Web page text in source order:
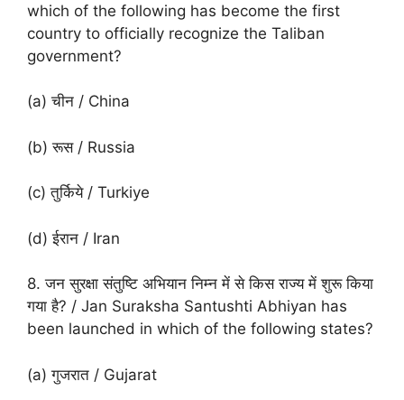
which of the following has become the first
country to officially recognize the Taliban
government?
(a) चीन / China
(b) रूस / Russia
(c) तुर्किये / Turkiye
(d) ईरान / Iran
8. जन सुरक्षा संतुष्टि अभियान निम्न में से किस राज्य में शुरू किया
गया है? / Jan Suraksha Santushti Abhiyan has
been launched in which of the following states?
(a) गुजरात / Gujarat